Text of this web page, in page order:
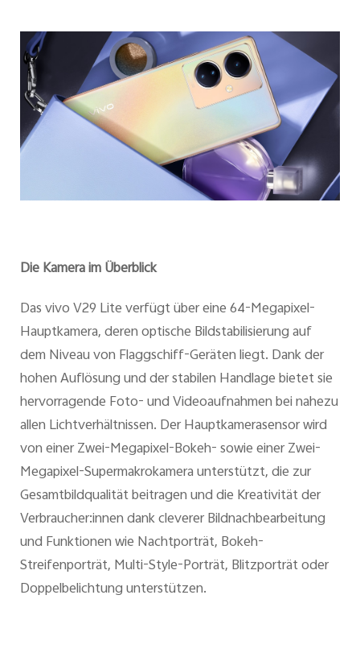
Die Kamera im Überblick
Das vivo V29 Lite verfügt über eine 64-Megapixel-
Hauptkamera, deren optische Bildstabilisierung auf
dem Niveau von Flaggschiff-Geräten liegt. Dank der
hohen Auflösung und der stabilen Handlage bietet sie
hervorragende Foto- und Videoaufnahmen bei nahezu
allen Lichtverhältnissen. Der Hauptkamerasensor wird
von einer Zwei-Megapixel-Bokeh- sowie einer Zwei-
Megapixel-Supermakrokamera unterstützt, die zur
Gesamtbildqualität beitragen und die Kreativität der
Verbraucher:innen dank cleverer Bildnachbearbeitung
und Funktionen wie Nachtporträt, Bokeh-
Streifenporträt, Multi-Style-Porträt, Blitzporträt oder
Doppelbelichtung unterstützen.